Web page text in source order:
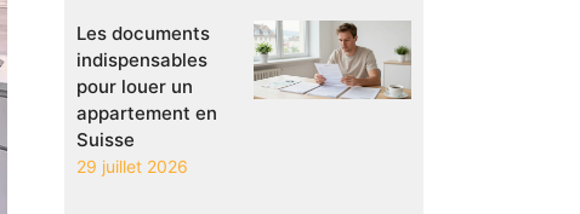
Les documents
indispensables
pour louer un
appartement en
Suisse
29 juillet 2026